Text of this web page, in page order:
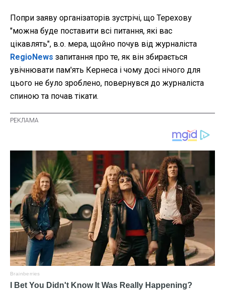
Попри заяву організаторів зустрічі, що Терехову
"можна буде поставити всі питання, які вас
цікавлять", в.о. мера, щойно почув від журналіста
RegioNews запитання про те, як він збирається
увічнювати пам'ять Кернеса і чому досі нічого для
цього не було зроблено, повернувся до журналіста
спиною та почав тікати.